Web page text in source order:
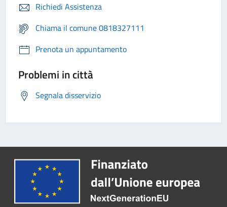
Richiedi Assistenza
Chiama il comune 0818327111
Prenota un appuntamento
Problemi in città
Segnala disservizio